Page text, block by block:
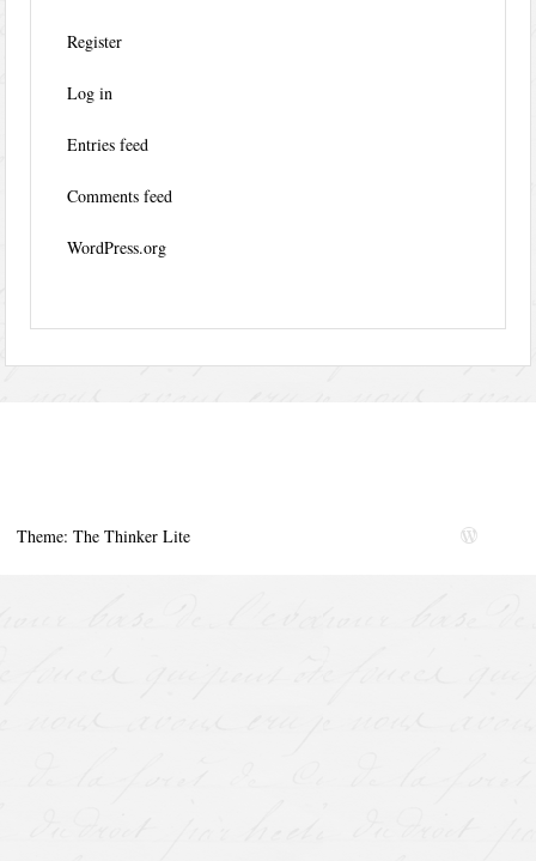
Register
Log in
Entries feed
Comments feed
WordPress.org
Theme: The Thinker Lite